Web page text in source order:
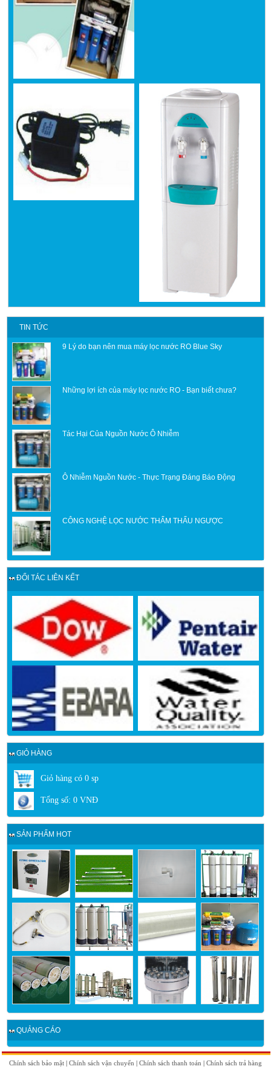
TIN TỨC
9 Lý do bạn nên mua máy lọc nước RO Blue Sky
Những lợi ích của máy lọc nước RO - Bạn biết chưa?
Tác Hại Của Nguồn Nước Ô Nhiễm
Ô Nhiễm Nguồn Nước - Thực Trạng Đáng Báo Động
CÔNG NGHỆ LỌC NƯỚC THẨM THẤU NGƯỢC
ĐỐI TÁC LIÊN KẾT
GIỎ HÀNG
Giỏ hàng có 0 sp
Tổng số: 0 VNĐ
SẢN PHẨM HOT
QUẢNG CÁO
Chính sách bảo mật | Chính sách vận chuyển | Chính sách thanh toán | Chính sách trả hàng